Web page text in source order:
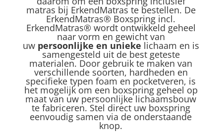
matras bij ErkendMatras te bestellen. De
ErkendMatras® Boxspring incl.
ErkendMatras® wordt ontwikkeld geheel
naar vorm en gewicht van
uw persoonlijke en unieke lichaam en is
samengesteld uit de best geteste
materialen. Door gebruik te maken van
verschillende soorten, hardheden en
specifieke typen foam en pocketveren, is
het mogelijk om een boxspring geheel op
maat van uw persoonlijke lichaamsbouw
te fabriceren. Stel direct uw boxspring
eenvoudig samen via de onderstaande
knop.